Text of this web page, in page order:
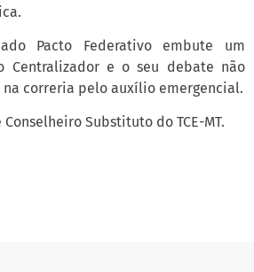
Pacto Federativo embute um
Centralizador e o seu debate não
na correria pelo auxílio emergencial.
Substituto do TCE-MT.